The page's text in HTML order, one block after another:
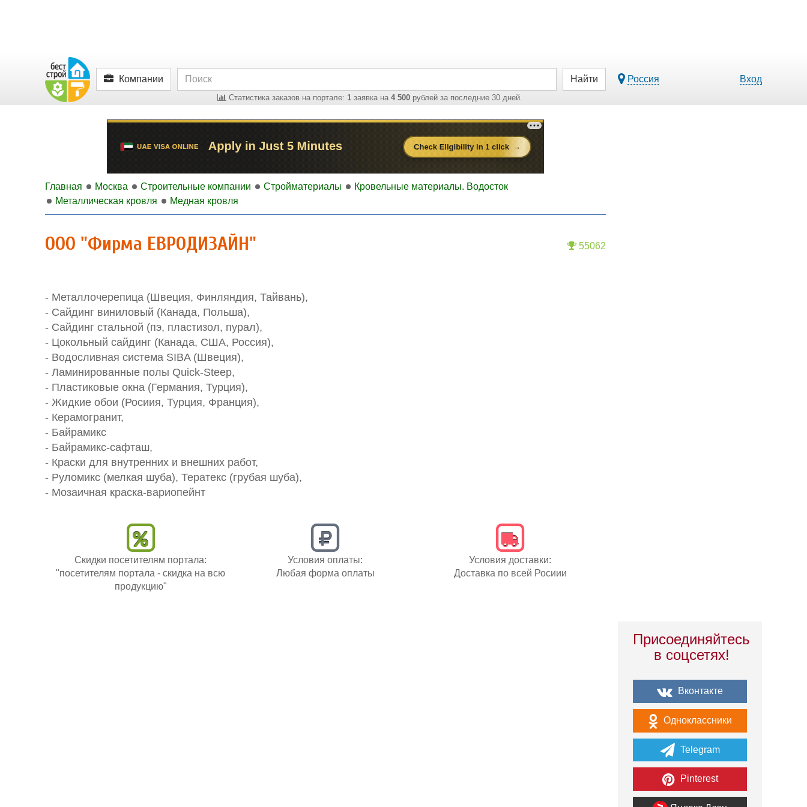
Компании
Статистика заказов на портале: 1 заявка на 4 500 рублей за последние 30 дней.
Найти Россия Вход
Главная Москва Строительные компании Стройматериалы
Кровельные материалы. Водосток
Металлическая кровля
Медная кровля
55062
ООО "Фирма ЕВРОДИЗАЙН"
- Металлочерепица (Швеция, Финляндия, Тайвань),
- Сайдинг виниловый (Канада, Польша),
- Сайдинг стальной (пэ, пластизол, пурал),
- Цокольный сайдинг (Канада, США, Россия),
- Водосливная система SIBA (Швеция),
- Ламинированные полы Quick-Steep,
- Пластиковые окна (Германия, Турция),
- Жидкие обои (Росиия, Турция, Франция),
- Керамогранит,
- Байрамикс
- Байрамикс-сафташ,
- Краски для внутренних и внешних работ,
- Руломикс (мелкая шуба), Тератекс (грубая шуба),
- Мозаичная краска-вариопейнт
Скидки посетителям портала:
"посетителям портала - скидка на всю
продукцию"
Условия оплаты:
Любая форма оплаты
Условия доставки:
Доставка по всей Росиии
Присоединяйтесь
в соцсетях!
Вконтакте
Одноклассники
Telegram
Pinterest